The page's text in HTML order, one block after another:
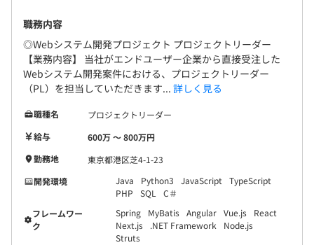
職務内容
◎Webシステム開発プロジェクト プロジェクトリーダー
【業務内容】 当社がエンドユーザー企業から直接受注した
Webシステム開発案件における、プロジェクトリーダー
（PL）を担当していただきます... 詳しく見る
職種名
プロジェクトリーダー
給与
600万 〜 800万円
勤務地
東京都港区芝4-1-23
開発環境
Java Python3 JavaScript
TypeScript
PHP
SQL
C＃
フレームワー
ク
Spring MyBatis Angular Vue.js
React
Next.js
.NET Framework
Node.js
Struts